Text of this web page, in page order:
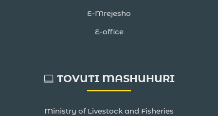
E-Mrejesho
E-office
TOVUTI MASHUHURI
Ministry of Livestock and Fisheries